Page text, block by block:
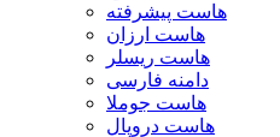
هاست پیشرفته
هاست ارزان
هاست ریسلر
دامنه فارسی
هاست جوملا
هاست دروپال